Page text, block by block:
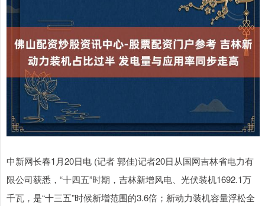
中新网长春1月20日电 (记者 郭佳)记者20日从国网吉林省电力有
限公司获悉，“十四五”时期，吉林新增风电、光伏装机1692.1万
千瓦，是“十三五”时候新增范围的3.6倍；新动力装机容量浮松全